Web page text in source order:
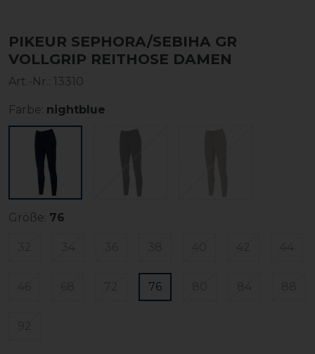
PIKEUR SEPHORA/SEBIHA GR
VOLLGRIP REITHOSE DAMEN
Art.-Nr.: 13310
Farbe: nightblue
Größe: 76
76